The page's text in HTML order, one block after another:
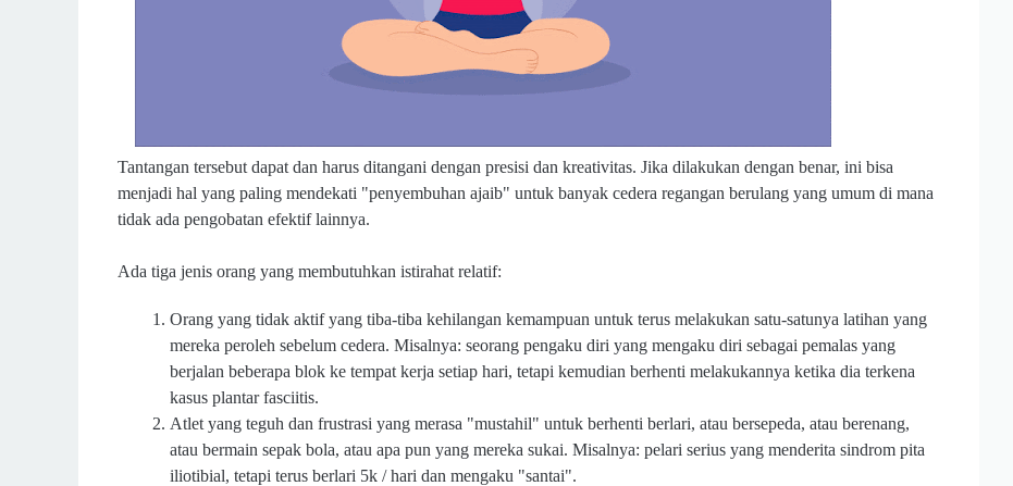
Tantangan tersebut dapat dan harus ditangani dengan presisi dan kreativitas. Jika dilakukan dengan benar, ini bisa
menjadi hal yang paling mendekati "penyembuhan ajaib" untuk banyak cedera regangan berulang yang umum di mana
tidak ada pengobatan efektif lainnya.
Ada tiga jenis orang yang membutuhkan istirahat relatif:
Orang yang tidak aktif yang tiba-tiba kehilangan kemampuan untuk terus melakukan satu-satunya latihan yang
mereka peroleh sebelum cedera. Misalnya: seorang pengaku diri yang mengaku diri sebagai pemalas yang
berjalan beberapa blok ke tempat kerja setiap hari, tetapi kemudian berhenti melakukannya ketika dia terkena
kasus plantar fasciitis.
Atlet yang teguh dan frustrasi yang merasa "mustahil" untuk berhenti berlari, atau bersepeda, atau berenang,
atau bermain sepak bola, atau apa pun yang mereka sukai. Misalnya: pelari serius yang menderita sindrom pita
iliotibial, tetapi terus berlari 5k / hari dan mengaku "santai".